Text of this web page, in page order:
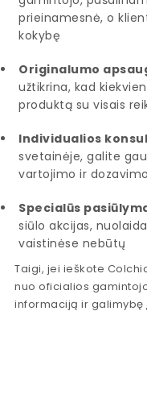
prieinamesnė, o
kokybę
Originalumo
užtikrina, kad
produktą su visais
Individualios
svetainėje, galite
vartojimo ir dozavimo
Specialūs
siūlo akcijas,
vaistinėse nebūtų
Taigi, jei ieškote
nuo oficialios
informaciją ir